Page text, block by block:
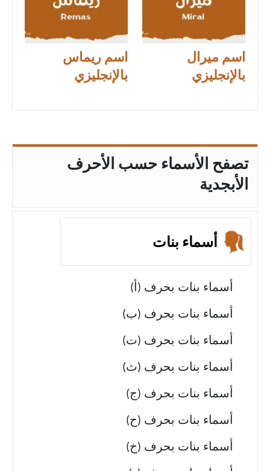
اسم ميرال
بالإنجليزي
اسم ريماس
بالإنجليزي
تصفح الأسماء حسب الأحرف
الأبجدية
أسماء بنات
أسماء بنات بحرف (أ)
أسماء بنات بحرف (ب)
أسماء بنات بحرف (ت)
أسماء بنات بحرف (ث)
أسماء بنات بحرف (ج)
أسماء بنات بحرف (ح)
أسماء بنات بحرف (خ)